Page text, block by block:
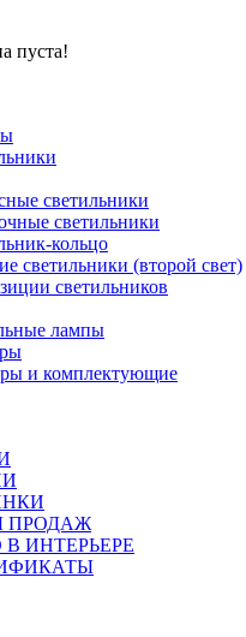
пуста!
светильники
светильники
кольцо
светильники (второй свет)
светильников
лампы
и комплектующие
ПРОДАЖ
ИНТЕРЬЕРЕ